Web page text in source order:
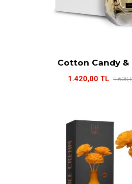
Cotton Candy &
1.420,00 TL